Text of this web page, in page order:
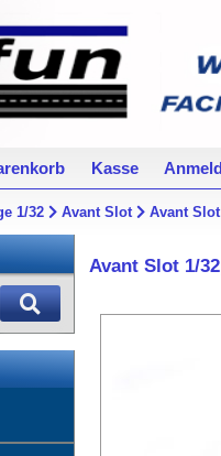
Kasse
1/32 Avant Slot Avant
Avant Slot 1/